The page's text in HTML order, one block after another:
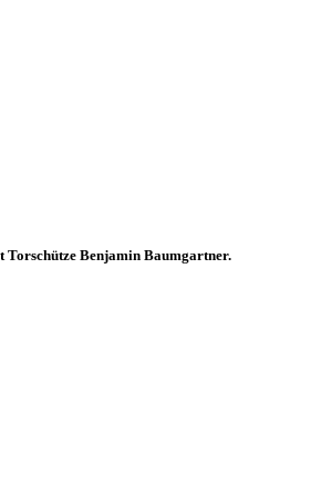
Torschütze Benjamin Baumgartner.